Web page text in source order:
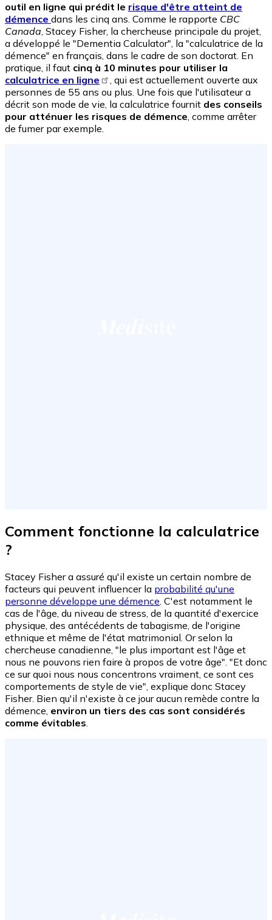
outil en ligne qui prédit le risque d'être atteint de
démence dans les cinq ans. Comme le rapporte CBC
Canada, Stacey Fisher, la chercheuse principale du projet,
a développé le "Dementia Calculator", la "calculatrice de la
démence" en français, dans le cadre de son doctorat. En
pratique, il faut cinq à 10 minutes pour utiliser la
calculatrice en ligne
, qui est actuellement ouverte aux
personnes de 55 ans ou plus. Une fois que l'utilisateur a
décrit son mode de vie, la calculatrice fournit des conseils
pour atténuer les risques de démence, comme arrêter
de fumer par exemple.
Comment fonctionne la calculatrice
?
Stacey Fisher a assuré qu'il existe un certain nombre de
facteurs qui peuvent influencer la probabilité qu'une
personne développe une démence. C'est notamment le
cas de l'âge, du niveau de stress, de la quantité d'exercice
physique, des antécédents de tabagisme, de l'origine
ethnique et même de l'état matrimonial. Or selon la
chercheuse canadienne, "le plus important est l'âge et
nous ne pouvons rien faire à propos de votre âge". "Et donc
ce sur quoi nous nous concentrons vraiment, ce sont ces
comportements de style de vie", explique donc Stacey
Fisher. Bien qu'il n'existe à ce jour aucun remède contre la
démence, environ un tiers des cas sont considérés
comme évitables.